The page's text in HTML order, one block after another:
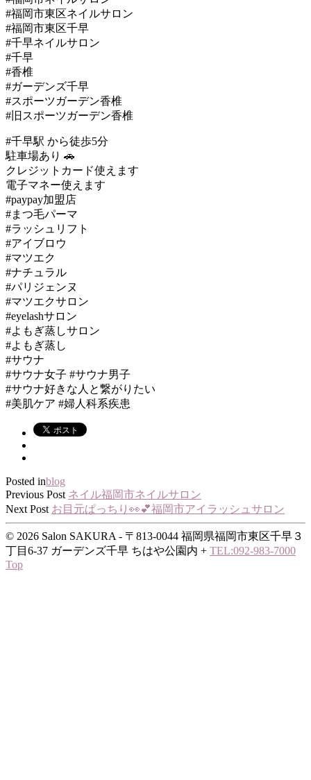
#福岡市東区ネイルサロン
#福岡市東区千早
#千早ネイルサロン
#千早
#香椎
#ガーデンズ千早
#スポーツガーデン香椎
#旧スポーツガーデン香椎
#千早駅 から徒歩5分
駐車場あり 🚗
クレジットカード使えます
電子マネー使えます
#paypay加盟店
#まつ毛パーマ
#ラッシュリフト
#アイブロウ
#マツエク
#ナチュラル
#パリジェンヌ
#マツエクサロン
#eyelashサロン
#よもぎ蒸しサロン
#よもぎ蒸し
#サウナ
#サウナ女子 #サウナ男子
#サウナ好きな人と繋がりたい
#美肌ケア #婦人科系疾患
Posted inblog
Previous Post ネイル福岡市ネイルサロン
Next Post お目元ぱっちり👀💕福岡市アイラッシュサロン
© 2026 Salon SAKURA - 〒813-0044 福岡県福岡市東区千早３
丁目6-37 ガーデンズ千早 ちはや公園内 + TEL:092-983-7000
Top